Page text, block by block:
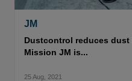
JM
Dustcontrol reduces dust
Mission JM is...
25 Aug, 2021